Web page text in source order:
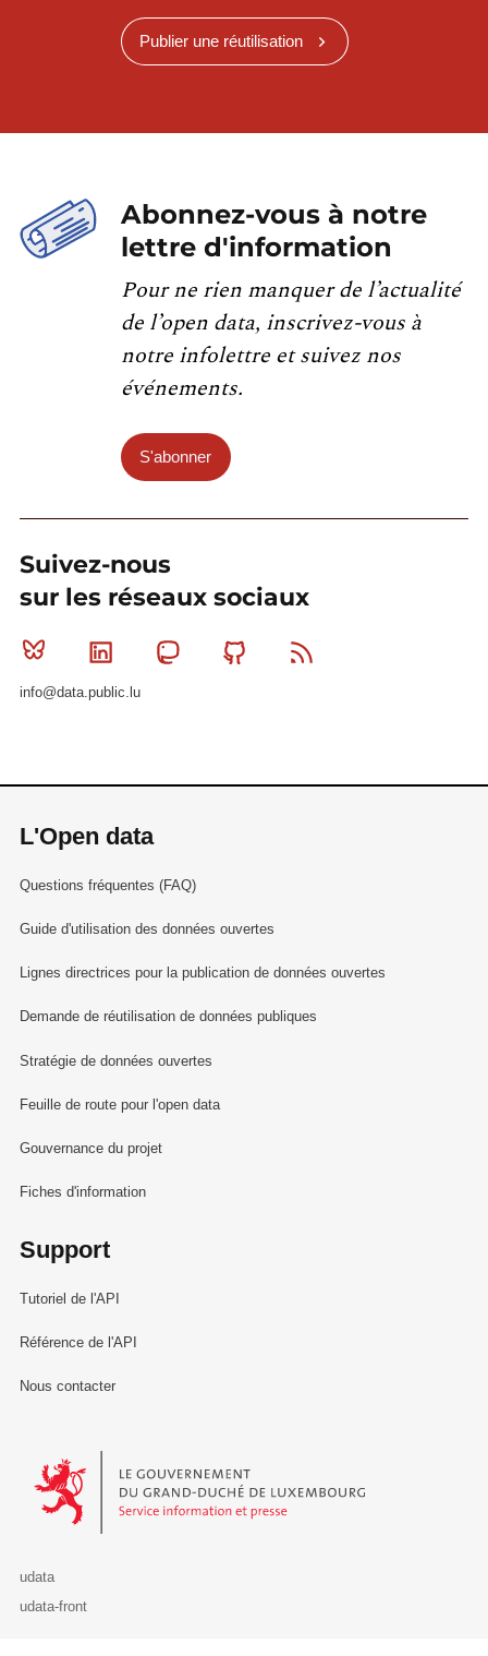
Publier une réutilisation
Abonnez-vous à notre
lettre d'information
Pour ne rien manquer de l’actualité
de l’open data, inscrivez-vous à
notre infolettre et suivez nos
événements.
S'abonner
Suivez-nous
sur les réseaux sociaux
Bluesky Linkedin MastodonGithub
info@data.public.lu
L'Open data
Questions fréquentes (FAQ)
Guide d'utilisation des données ouvertes
Lignes directrices pour la publication de données ouvertes
Demande de réutilisation de données publiques
Stratégie de données ouvertes
Feuille de route pour l'open data
Gouvernance du projet
Fiches d'information
Support
Tutoriel de l'API
Référence de l'API
Nous contacter
Le Gouvernement du Grand-Duché de Luxembourg - Service
udata
udata-front